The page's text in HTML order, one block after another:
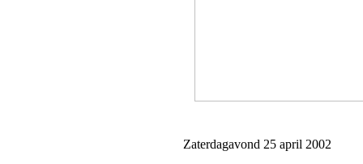
Zaterdagavond 25 april 2002